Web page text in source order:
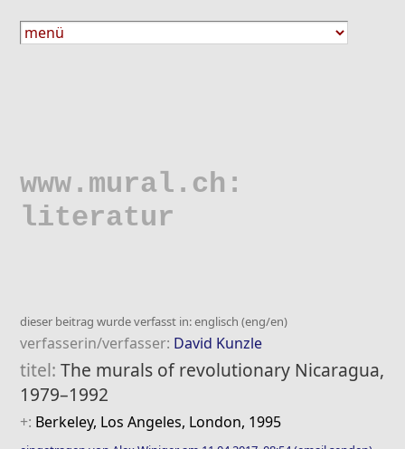
www.mural.ch:
literatur
dieser beitrag wurde verfasst in: englisch (eng/en)
verfasserin/verfasser: David Kunzle
titel:The murals of revolutionary Nicaragua,
1979–1992
+: Berkeley, Los Angeles, London, 1995